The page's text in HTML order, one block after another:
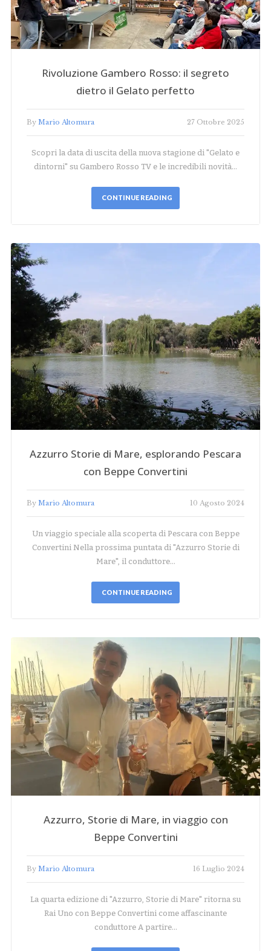
Rivoluzione Gambero Rosso: il segreto
dietro il Gelato perfetto
By Mario Altomura 27 Ottobre 2025
Scopri la data di uscita della nuova stagione di "Gelato e
dintorni" su Gambero Rosso TV e le incredibili novità…
CONTINUE READING
Azzurro Storie di Mare, esplorando Pescara
con Beppe Convertini
By Mario Altomura 10 Agosto 2024
Un viaggio speciale alla scoperta di Pescara con Beppe
Convertini Nella prossima puntata di "Azzurro Storie di
Mare", il conduttore…
CONTINUE READING
Azzurro, Storie di Mare, in viaggio con
Beppe Convertini
By Mario Altomura 16 Luglio 2024
La quarta edizione di "Azzurro, Storie di Mare" ritorna su
Rai Uno con Beppe Convertini come affascinante
conduttore A partire…